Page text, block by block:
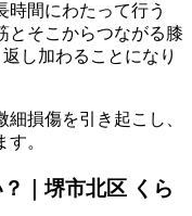
時間にわたって行う
とそこからつながる膝
し加わることになり
損傷を引き起こし、
。
｜堺市北区 くら